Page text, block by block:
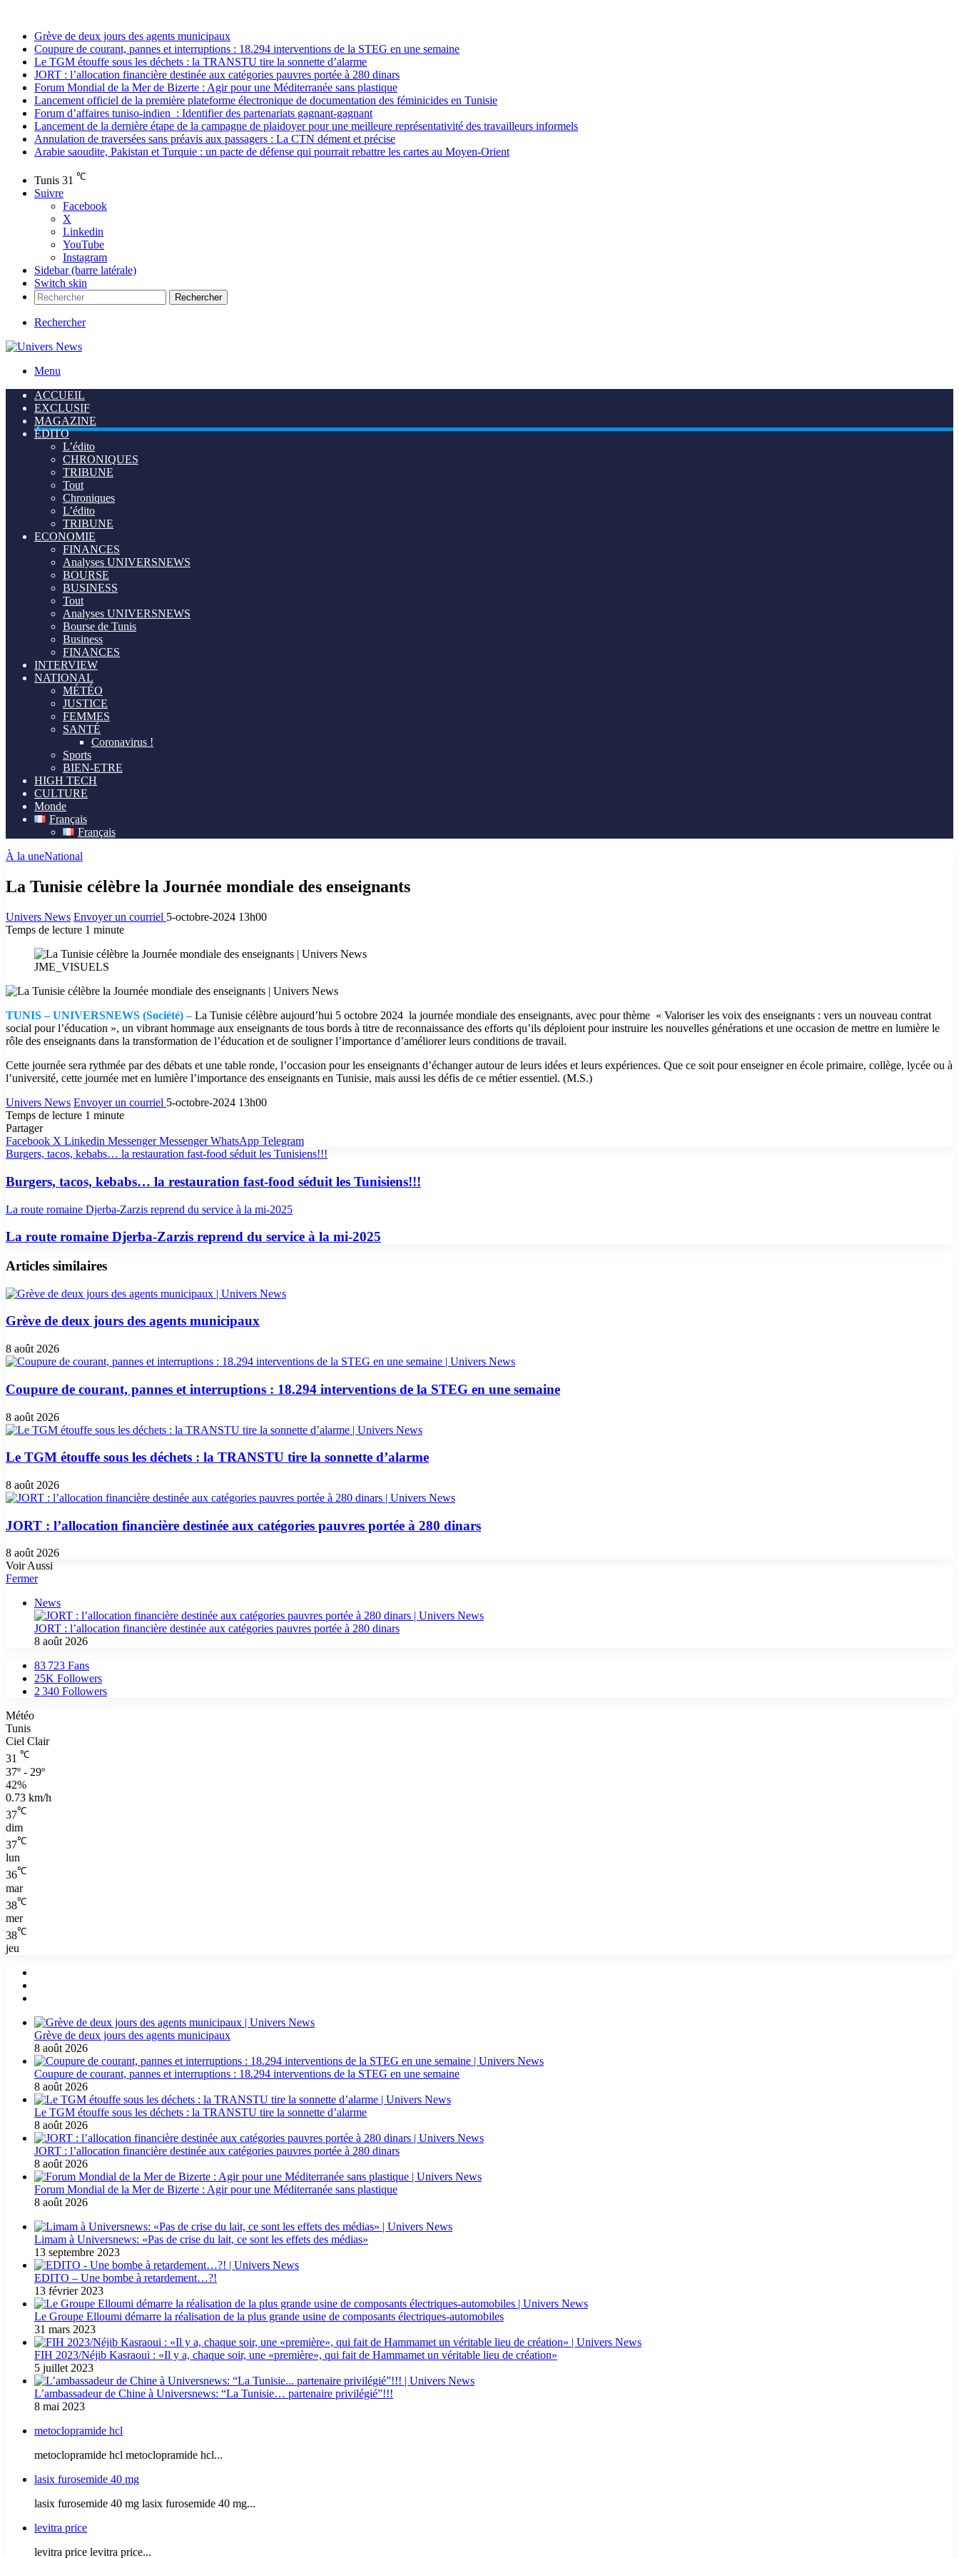
Grève de deux jours des agents municipaux
Coupure de courant, pannes et interruptions : 18.294 interventions de la STEG en une semaine
Le TGM étouffe sous les déchets : la TRANSTU tire la sonnette d’alarme
JORT : l’allocation financière destinée aux catégories pauvres portée à 280 dinars
Forum Mondial de la Mer de Bizerte : Agir pour une Méditerranée sans plastique
Lancement officiel de la première plateforme électronique de documentation des féminicides en Tunisie
Forum d’affaires tuniso-indien : Identifier des partenariats gagnant-gagnant
Lancement de la dernière étape de la campagne de plaidoyer pour une meilleure représentativité des travailleurs informels
Annulation de traversées sans préavis aux passagers : La CTN dément et précise
Arabie saoudite, Pakistan et Turquie : un pacte de défense qui pourrait rebattre les cartes au Moyen-Orient
Tunis 31 ℃
Suivre
Facebook
X
Linkedin
YouTube
Instagram
Sidebar (barre latérale)
Switch skin
Rechercher
Rechercher
Menu
ACCUEIL
EXCLUSIF
MAGAZINE
ÉDITO
L’édito
CHRONIQUES
TRIBUNE
Tout
Chroniques
L’édito
TRIBUNE
ECONOMIE
FINANCES
Analyses UNIVERSNEWS
BOURSE
BUSINESS
Tout
Analyses UNIVERSNEWS
Bourse de Tunis
Business
FINANCES
INTERVIEW
NATIONAL
MÉTÉO
JUSTICE
FEMMES
SANTÉ
Coronavirus !
Sports
BIEN-ETRE
HIGH TECH
CULTURE
Monde
Français
Français
À la uneNational
La Tunisie célèbre la Journée mondiale des enseignants
Univers News Envoyer un courriel 5-octobre-2024 13h00
Temps de lecture 1 minute
JME_VISUELS
TUNIS – UNIVERSNEWS (Société) –La Tunisie célèbre aujourd’hui 5 octobre 2024 la journée mondiale des enseignants, avec pour thème « Valoriser les voix des enseignants : vers un nouveau contrat
social pour l’éducation », un vibrant hommage aux enseignants de tous bords à titre de reconnaissance des efforts qu’ils déploient pour instruire les nouvelles générations et une occasion de mettre en lumière le
rôle des enseignants dans la transformation de l’éducation et de souligner l’importance d’améliorer leurs conditions de travail.
Cette journée sera rythmée par des débats et une table ronde, l’occasion pour les enseignants d’échanger autour de leurs idées et leurs expériences. Que ce soit pour enseigner en école primaire, collège, lycée ou à
l’université, cette journée met en lumière l’importance des enseignants en Tunisie, mais aussi les défis de ce métier essentiel. (M.S.)
Univers News Envoyer un courriel 5-octobre-2024 13h00
Temps de lecture 1 minute
Partager
Facebook X Linkedin Messenger Messenger WhatsApp Telegram
Burgers, tacos, kebabs… la restauration fast-food séduit les Tunisiens!!!
Burgers, tacos, kebabs… la restauration fast-food séduit les Tunisiens!!!
La route romaine Djerba-Zarzis reprend du service à la mi-2025
La route romaine Djerba-Zarzis reprend du service à la mi-2025
Articles similaires
Grève de deux jours des agents municipaux
8 août 2026
Coupure de courant, pannes et interruptions : 18.294 interventions de la STEG en une semaine
8 août 2026
Le TGM étouffe sous les déchets : la TRANSTU tire la sonnette d’alarme
8 août 2026
JORT : l’allocation financière destinée aux catégories pauvres portée à 280 dinars
8 août 2026
Voir Aussi
Fermer
News
JORT : l’allocation financière destinée aux catégories pauvres portée à 280 dinars
8 août 2026
83 723 Fans
25K Followers
2 340 Followers
Météo
Tunis
Ciel Clair
31 ℃
37º - 29º
42%
0.73 km/h
37℃
dim
37℃
lun
36℃
mar
38℃
mer
38℃
jeu
Grève de deux jours des agents municipaux
8 août 2026
Coupure de courant, pannes et interruptions : 18.294 interventions de la STEG en une semaine
8 août 2026
Le TGM étouffe sous les déchets : la TRANSTU tire la sonnette d’alarme
8 août 2026
JORT : l’allocation financière destinée aux catégories pauvres portée à 280 dinars
8 août 2026
Forum Mondial de la Mer de Bizerte : Agir pour une Méditerranée sans plastique
8 août 2026
Limam à Universnews: «Pas de crise du lait, ce sont les effets des médias»
13 septembre 2023
EDITO – Une bombe à retardement…?!
13 février 2023
Le Groupe Elloumi démarre la réalisation de la plus grande usine de composants électriques-automobiles
31 mars 2023
FIH 2023/Néjib Kasraoui : «Il y a, chaque soir, une «première», qui fait de Hammamet un véritable lieu de création»
5 juillet 2023
L’ambassadeur de Chine à Universnews: “La Tunisie… partenaire privilégié”!!!
8 mai 2023
metoclopramide hcl
metoclopramide hcl metoclopramide hcl...
lasix furosemide 40 mg
lasix furosemide 40 mg lasix furosemide 40 mg...
levitra price
levitra price levitra price...